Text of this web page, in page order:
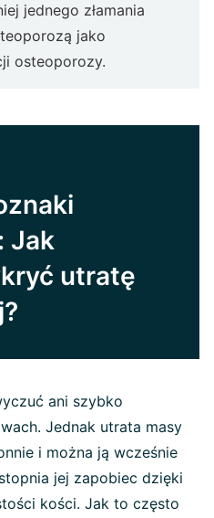
jednego złamania
jako
osteoporozy.
Jak
utratę
ani szybko
Jednak utrata masy
i można ją wcześnie
jej zapobiec dzięki
kości. Jak to często